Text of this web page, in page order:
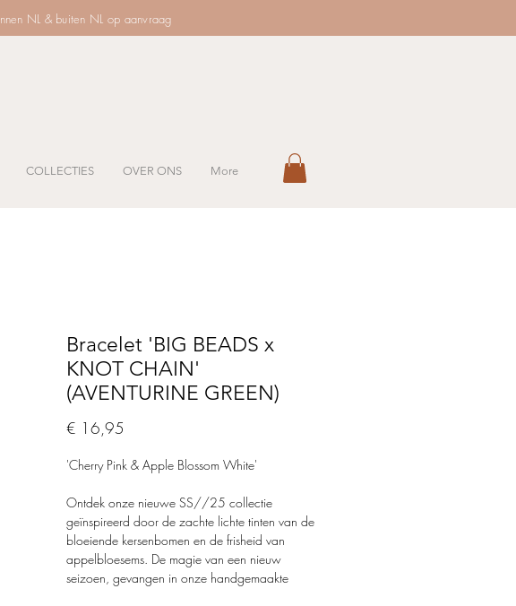
NL & buiten NL op aanvraag
COLLECTIES OVER ONS More
Bracelet 'BIG BEADS x
KNOT CHAIN'
(AVENTURINE GREEN)
€ 16,95
'Cherry Pink & Apple Blossom White'
Ontdek onze nieuwe SS//25 collectie
geïnspireerd door de zachte lichte tinten van de
bloeiende kersenbomen en de frisheid van
appelbloesems. De magie van een nieuw
seizoen, gevangen in onze handgemaakte